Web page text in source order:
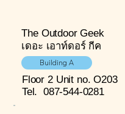
The Outdoor Geek
เดอะ เอาท์ดอร์ กีค
Building A
Floor 2 Unit no. O203
Tel. 087-544-0281